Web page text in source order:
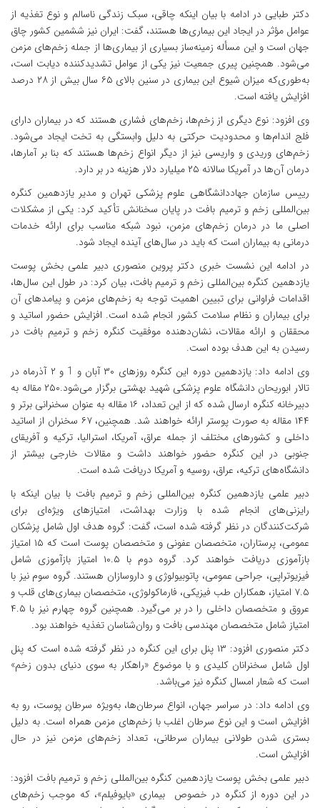
دکتر طبایی در ادامه با بیان اینکه چاقی، سبک زندگی ناسالم و نوع تغذیه از
عوامل مؤثر در ایجاد این بیماری‌ها هستند، گفت: ایران نیز ششمین کشور چاق
جهان است و این مسأله زمینه‌ساز بسیاری از بیماری‌ها از جمله زخم‌های مزمن
می‌شود. همچنین پیری جمعیت نیز یکی از عوامل تشدیدکننده دیابت است،
به‌طوری‌که میزان شیوع این بیماری در سنین بالای ۶۵ سال بیش از ۲۸ درصد
افزایش یافته است.
وی افزود: نوع دیگری از زخم‌ها، زخم‌های فشاری هستند که در بیماران دارای
فلج اندام‌ها و محدودیت حرکتی به دلیل وابستگی به تخت ایجاد می‌شود.
زخم‌های وریدی و واریسی نیز از دیگر انواع زخم‌ها هستند که بنا بر آمارها،
درمان آن‌ها در آمریکا سالانه ۲۵ میلیارد دلار هزینه در بر دارد.
رییس سازمان جهاددانشگاهی علوم پزشکی تهران و مدیر یازدهمین کنگره
بین‌المللی زخم و ترمیم بافت در پایان سخنانش تأکید کرد: یکی از مشکلات
اصلی ما در درمان زخم‌های مزمن، نبود شبکه مناسب برای ارائه خدمات
درمانی به بیماران است که باید در سال‌های آینده ایجاد شود.
در ادامه این نشست خبری دکتر پروین منصوری دبیر علمی بخش پوست
یازدهمین کنگره بین‌المللی زخم و ترمیم بافت، بیان کرد: در طول این سال‌ها،
اقدامات فراوانی برای تبیین اهمیت توجه به زخم‌های مزمن و پیامدهای آن
برای بیماران و نظام سلامت کشور انجام شده است. افزایش حضور اساتید و
محققان و ارائه مقالات، نشان‌دهنده موفقیت کنگره زخم و ترمیم بافت در
رسیدن به این هدف بوده است.
وی ادامه داد: یازدهمین دوره این کنگره روزهای ۳۰ آبان و 1 و ۲ آذرماه در
تالار ابوریحان دانشگاه علوم پزشکی شهید بهشتی برگزار می‌شود.۲۵۰ مقاله به
دبیرخانه کنگره ارسال شده که از این تعداد، ۱۶ مقاله به عنوان سخنرانی برتر و
۱۴۴ مقاله به صورت پوستر ارائه خواهند شد. همچنین، ۶۷ سخنران از اساتید
داخلی و کشورهای مختلف از جمله عراق، آمریکا، استرالیا، ترکیه و آفریقای
جنوبی در این کنگره حضور خواهند داشت و مقالات خارجی بیشتر از
دانشگاه‌های ترکیه، عراق، روسیه و آمریکا دریافت شده است.
دبیر علمی یازدهمین کنگره بین‌المللی زخم و ترمیم بافت با بیان اینکه با
رایزنی‌های انجام‌ شده با وزارت بهداشت، امتیازهای ویژه‌ای برای
شرکت‌کنندگان در نظر گرفته شده است، گفت: گروه هدف اول شامل پزشکان
عمومی، پرستاران، متخصصان عفونی و متخصصان پوست است که ۱۵ امتیاز
بازآموزی دریافت خواهند کرد. گروه دوم با ۱۰.۵ امتیاز بازآموزی شامل
فیزیوتراپی، جراحی عمومی، پاتوبیولوژی و داروسازان هستند. گروه سوم نیز با
۷.۵ امتیاز، همکاران طب فیزیکی، فارماکولوژی، متخصصان بیماری‌های قلب و
عروق و متخصصان داخلی را در بر می‌گیرد. همچنین گروه چهارم نیز با ۴.۵
امتیاز شامل متخصصان مهندسی بافت و روان‌شناسان تغذیه خواهند بود.
دکتر منصوری افزود: ۱۳ پنل برای این کنگره در نظر گرفته شده است که پنل
اول شامل سخنرانان کلیدی و با موضوع «راهکار به سوی دنیای بدون زخم»
است که شعار امسال کنگره نیز می‌باشد.
وی ادامه داد: در سراسر جهان، انواع سرطان‌ها، به‌ویژه سرطان پوست، رو به
افزایش است و این نوع سرطان اغلب با زخم‌های مزمن همراه است. به دلیل
بستری شدن طولانی بیماران سرطانی، تعداد زخم‌های مزمن نیز در حال
افزایش است.
دبیر علمی بخش پوست یازدهمین کنگره بین‌المللی زخم و ترمیم بافت افزود:
در این دوره از کنگره در خصوص بیماری «بایوفیلم»، که موجب زخم‌های